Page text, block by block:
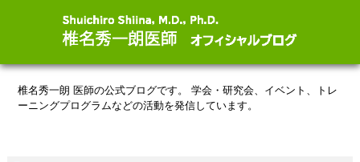
椎名秀一朗 医師の公式ブログです。
学会・研究会、イベント、トレ
ーニングプログラムなどの活動を発信しています。